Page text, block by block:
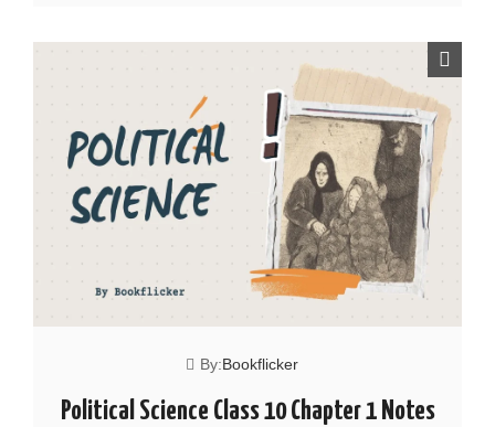
By:Bookflicker
Political Science Class 10 Chapter 1 Notes